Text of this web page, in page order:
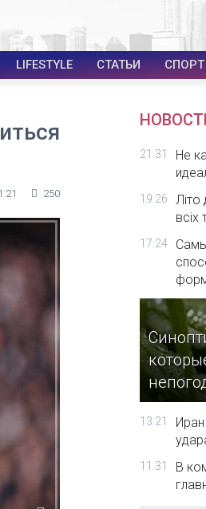
LIFESTYLE СТАТЬИ СПОРТ
250
21:31
Не
19:26
всіх
17:24
13:21
11:31
В